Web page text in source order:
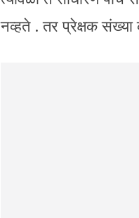
नव्हते . तर प्रेक्षक